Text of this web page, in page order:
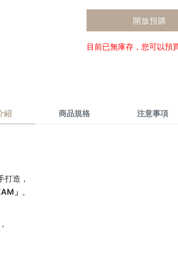
開放預購
目前已無庫存，您可以預
紹 商品規格 注意事項
造，
」 。
，